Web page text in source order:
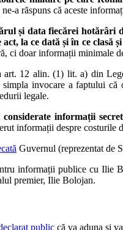
răspuns că aceste
și data fiecărei hotărâri
la ce dată și în ce clasă
ci doar informații minimale
12 alin. (1) lit. a) din
invocare a faptului
legale.
informații
informații despre costurile
Guvernul (reprezentat de
informații publice cu
premier, Ilie Bolojan.
public că va aduna și